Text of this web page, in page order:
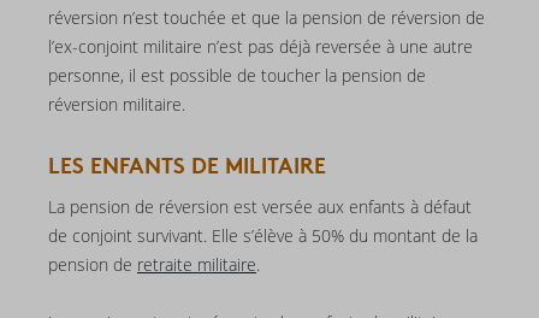
réversion n’est touchée et que la pension de réversion de
l’ex-conjoint militaire n’est pas déjà reversée à une autre
personne, il est possible de toucher la pension de
réversion militaire.
LES ENFANTS DE MILITAIRE
La pension de réversion est versée aux enfants à défaut
de conjoint survivant. Elle s’élève à 50% du montant de la
pension de retraite militaire.